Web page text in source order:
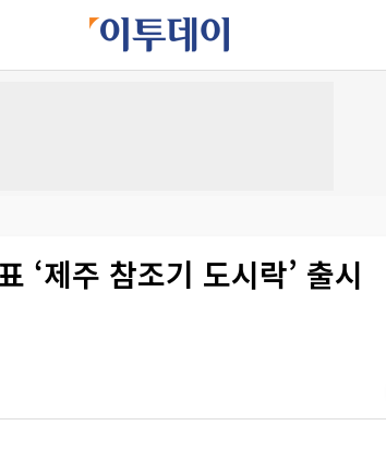
‘제주 참조기 도시락’ 출시